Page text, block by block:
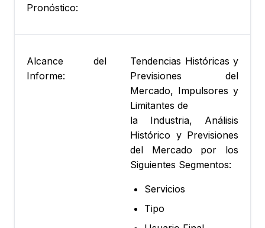
Pronóstico:
Alcance del
Informe:
Tendencias Históricas y
Previsiones del
Mercado, Impulsores y
Limitantes de
la Industria, Análisis
Histórico y Previsiones
del Mercado por los
Siguientes Segmentos:
Servicios
Tipo